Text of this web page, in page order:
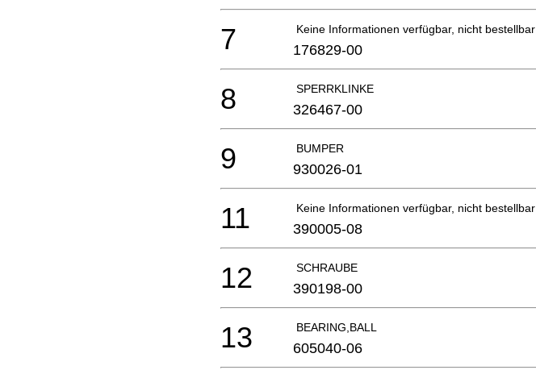
Keine Informationen verfügbar, nicht bestellbar
7 176829-00
SPERRKLINKE
8 326467-00
BUMPER
9 930026-01
Keine Informationen verfügbar, nicht bestellbar
11 390005-08
SCHRAUBE
12 390198-00
BEARING,BALL
13 605040-06